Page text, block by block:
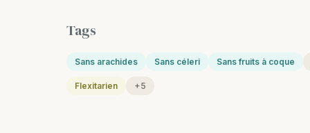
Tags
Sans arachides Sans céleri Sans fruits à coque
Flexitarien +5